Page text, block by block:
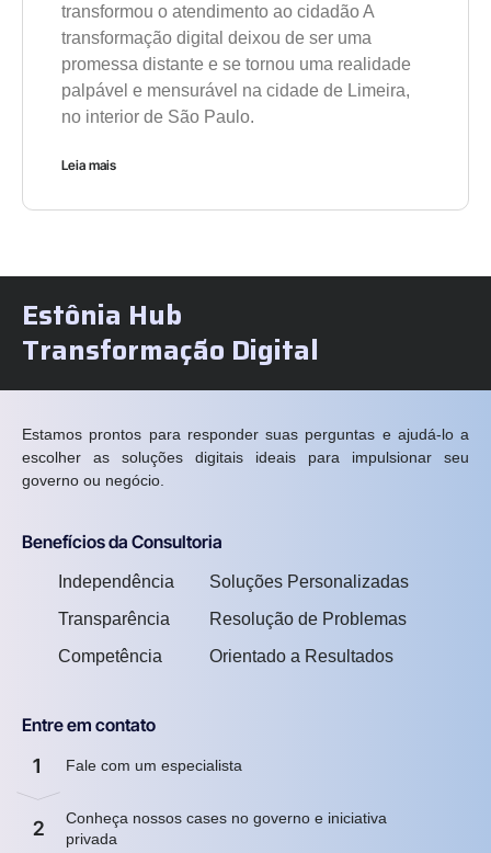
transformou o atendimento ao cidadão A
transformação digital deixou de ser uma
promessa distante e se tornou uma realidade
palpável e mensurável na cidade de Limeira,
no interior de São Paulo.
Leia mais
Estônia Hub
Transformação Digital
Estamos prontos para responder suas perguntas e ajudá-lo a
escolher as soluções digitais ideais para impulsionar seu
governo ou negócio.
Benefícios da Consultoria
Independência
Transparência
Competência
Soluções Personalizadas
Resolução de Problemas
Orientado a Resultados
Entre em contato
1 Fale com um especialista
2
Conheça nossos cases no governo e iniciativa
privada